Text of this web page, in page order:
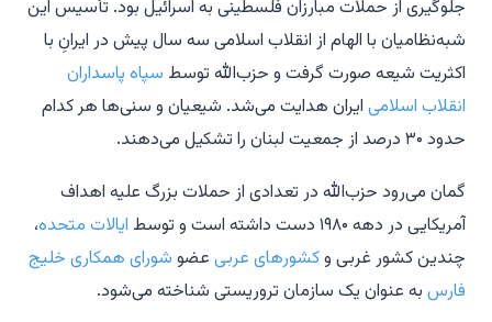
جلوگیری از حملات مبارزان فلسطینی به اسرائیل بود. تأسیس این
شبه‌نظامیان با الهام از انقلاب اسلامی سه سال پیش در ایرانِ با
اکثریت شیعه صورت گرفت و حزب‌الله توسط سپاه پاسداران
انقلاب اسلامی ایران هدایت می‌شد. شیعیان و سنی‌ها هر کدام
حدود ۳۰ درصد از جمعیت لبنان را تشکیل می‌دهند.
گمان می‌رود حزب‌الله در تعدادی از حملات بزرگ علیه اهداف
آمریکایی در دهه ۱۹۸۰ دست داشته است و توسط
ایالات متحده،
چندین کشور غربی وکشورهای عربی عضو شورای همکاری خلیج
فارس به عنوان یک سازمان تروریستی شناخته می‌شود.